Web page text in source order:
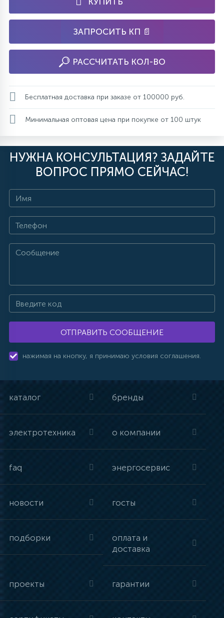
ЗАПРОСИТЬ КП 📄
РАССЧИТАТЬ КОЛ-ВО
Бесплатная доставка при заказе от 100000 руб.
Минимальная оптовая цена при покупке от 100 штук
НУЖНА КОНСУЛЬТАЦИЯ? ЗАДАЙТЕ
ВОПРОС ПРЯМО СЕЙЧАС!
ОТПРАВИТЬ СООБЩЕНИЕ
нажимая на кнопку, я принимаю условия соглашения.
каталог бренды
электротехника о компании
faq энергосервис
новости госты
подборки
оплата и
доставка
проекты гарантии